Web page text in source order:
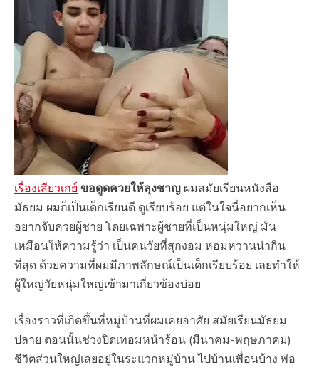
เรื่องเสียวเกย์ ขอดูดควยให้ลุงชาญ ผมสมัยเรียนหนังสือ
มัธยม ผมก็เป็นเด็กเรียนดี ดูเรียบร้อย แต่ในใจนี่อยากเห็น
อยากจับควยผู้ชาย โดยเฉพาะผู้ชายที่เป็นหนุ่มใหญ่ มัน
เหมือนให้ความรู้ว่า เป็นคนวัยที่สุกงอม หอมหวานน่ากิน
ที่สุด ด้วยความที่ผมมีภาพลักษณ์เป็นเด็กเรียบร้อย เลยทำให้
ผู้ใหญ่วัยหนุ่มใหญ่เข้ามาเกี่ยวข้องบ่อย
เรื่องราวที่เกิดขึ้นที่หมู่บ้านที่ผมเคยอาศัย สมัยเรียนมัธยม
ปลาย ตอนนั้นช่วงปิดเทอมหน้าร้อน (มีนาคม-พฤษภาคม)
ชีวิตส่วนใหญ่เลยอยู่ในระแวกหมู่บ้าน ไปบ้านเพื่อนบ้าง พ่อ